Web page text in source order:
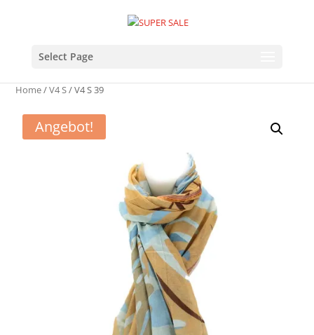
Select Page
Home/V4 S/ V4 S 39
Angebot!